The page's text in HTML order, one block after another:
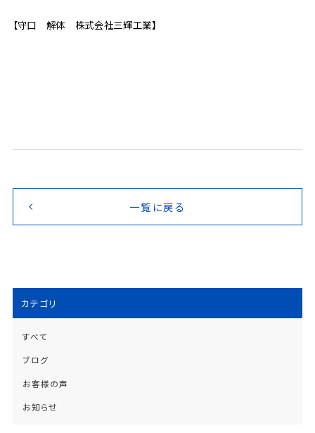
【守口 解体 株式会社三輝工業】
一覧に戻る
カテゴリ
すべて
ブログ
お客様の声
お知らせ